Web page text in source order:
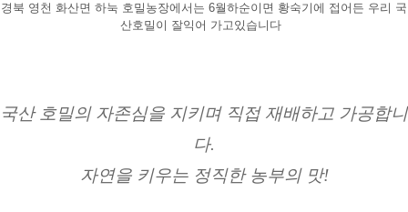
경북 영천 화산면 하눅 호밀농장에서는 6월하순이면 황숙기에 접어든 우리 국
산호밀이 잘익어 가고있습니다
국산 호밀의 자존심을 지키며 직접 재배하고 가공합니
다.
자연을 키우는 정직한 농부의 맛!